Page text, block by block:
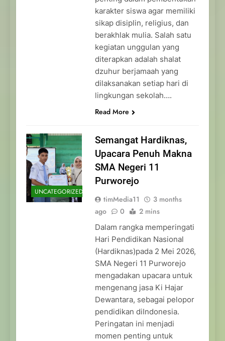
karakter siswa agar memiliki
sikap disiplin, religius, dan
berakhlak mulia. Salah satu
kegiatan unggulan yang
diterapkan adalah shalat
dzuhur berjamaah yang
dilaksanakan setiap hari di
lingkungan sekolah….
Read More
UNCATEGORIZED
Semangat Hardiknas,
Upacara Penuh Makna
SMA Negeri 11
Purworejo
timMedia11
3 months
ago
0 2 mins
Dalam rangka memperingati
Hari Pendidikan Nasional
(Hardiknas)pada 2 Mei 2026,
SMA Negeri 11 Purworejo
mengadakan upacara untuk
mengenang jasa Ki Hajar
Dewantara, sebagai pelopor
pendidikan diIndonesia.
Peringatan ini menjadi
momen penting untuk